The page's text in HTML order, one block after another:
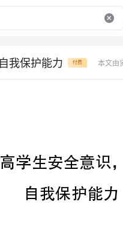
我保护能力 付费 本文由
自我保护能力